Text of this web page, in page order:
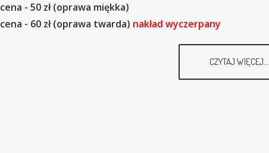
cena - 50 zł (oprawa miękka)
cena - 60 zł (oprawa twarda) nakład wyczerpany
CZYTAJ WIĘCEJ...